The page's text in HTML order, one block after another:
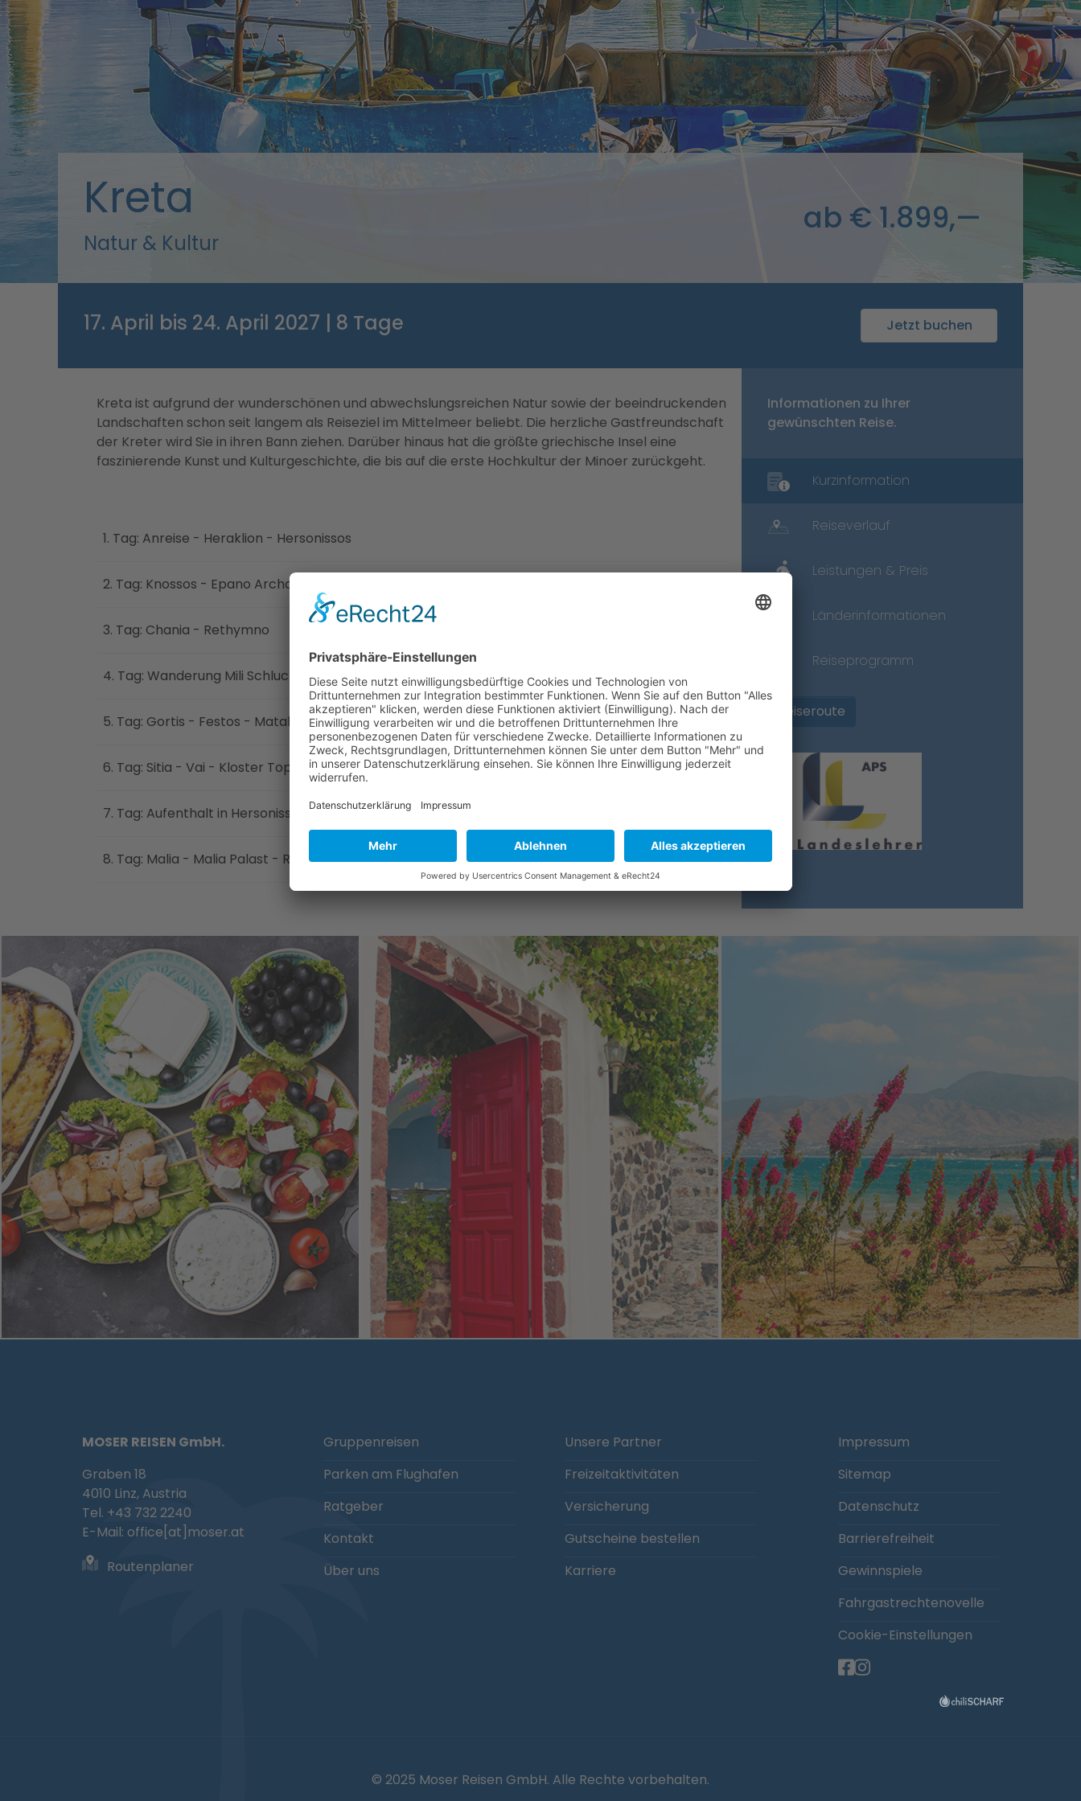
Kreta
Natur & Kultur
ab € 1.899,—
17. April bis 24. April 2027 | 8 Tage Jetzt buchen
Informationen zu Ihrer
gewünschten Reise.
Kurzinformation
Reiseverlauf
Leistungen & Preis
Länderinformationen
Reiseprogramm
Reiseroute
Kreta ist aufgrund der wunderschönen und abwechslungsreichen Natur sowie der beeindruckenden
Landschaften schon seit langem als Reiseziel im Mittelmeer beliebt. Die herzliche Gastfreundschaft
der Kreter wird Sie in ihren Bann ziehen. Darüber hinaus hat die größte griechische Insel eine
faszinierende Kunst und Kulturgeschichte, die bis auf die erste Hochkultur der Minoer zurückgeht.
1. Tag: Anreise - Heraklion - Hersonissos
2. Tag: Knossos - Epano Archanes - Heraklion
3. Tag: Chania - Rethymno
4. Tag: Wanderung Mili Schlucht - Kloster Arkadi
5. Tag: Gortis - Festos - Matala
6. Tag: Sitia - Vai - Kloster Toplou
7. Tag: Aufenthalt in Hersonissos bzw. Fakultativausflug zur Insel Spinalonga
8. Tag: Malia - Malia Palast - Rückflug
MOSER REISEN GmbH.
Graben 18
4010 Linz, Austria
Tel. +43 732 2240
E-Mail: office[at]moser.at
Routenplaner
Gruppenreisen
Parken am Flughafen
Ratgeber
Kontakt
Über uns
Unsere Partner
Freizeitaktivitäten
Versicherung
Gutscheine bestellen
Karriere
Cookie-Einstellungen
Impressum
Sitemap
Datenschutz
Barrierefreiheit
Gewinnspiele
Fahrgastrechtenovelle
© 2025 Moser Reisen GmbH. Alle Rechte vorbehalten.